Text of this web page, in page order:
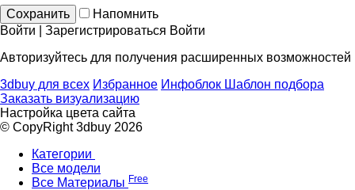
Сохранить
Напомнить
Войти | Зарегистрироваться Войти
Авторизуйтесь для получения расширенных возможностей
3dbuy для всех Избранное Инфоблок Шаблон подбора
Заказать визуализацию
Настройка цвета сайта
© CopyRight 3dbuy 2026
Категории
Все модели
Все Материалы Free